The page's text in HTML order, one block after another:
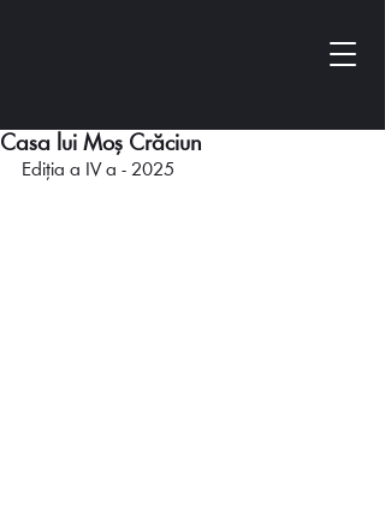
Casa lui Moș Crăciun
Ediția a IV a - 2025